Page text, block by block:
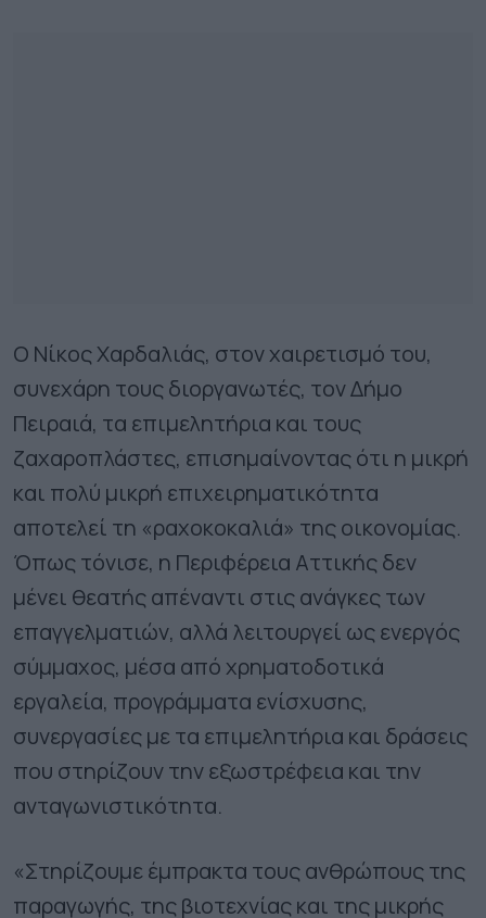
Ο Νίκος Χαρδαλιάς, στον χαιρετισμό του,
συνεχάρη τους διοργανωτές, τον Δήμο
Πειραιά, τα επιμελητήρια και τους
ζαχαροπλάστες, επισημαίνοντας ότι η μικρή
και πολύ μικρή επιχειρηματικότητα
αποτελεί τη «ραχοκοκαλιά» της οικονομίας.
Όπως τόνισε, η Περιφέρεια Αττικής δεν
μένει θεατής απέναντι στις ανάγκες των
επαγγελματιών, αλλά λειτουργεί ως ενεργός
σύμμαχος, μέσα από χρηματοδοτικά
εργαλεία, προγράμματα ενίσχυσης,
συνεργασίες με τα επιμελητήρια και δράσεις
που στηρίζουν την εξωστρέφεια και την
ανταγωνιστικότητα.
«Στηρίζουμε έμπρακτα τους ανθρώπους της
παραγωγής, της βιοτεχνίας και της μικρής